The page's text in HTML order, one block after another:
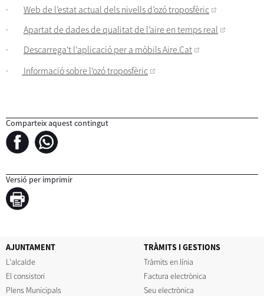
· Web de l’estat actual dels nivells d’ozó troposfèric
· Apartat de dades de qualitat de l’aire en temps real
· Descarrega't l'aplicació per a mòbils Aire.Cat
·
Informació sobre l'ozó troposfèric
Comparteix aquest contingut
Versió per imprimir
AJUNTAMENT
L'alcalde
El consistori
Plens Municipals
TRÀMITS I GESTIONS
Tràmits en línia
Factura electrònica
Seu electrònica